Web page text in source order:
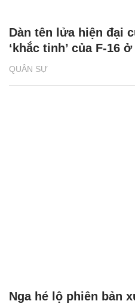
QUÂN SỰ
Dàn tên lửa hiện đại
‘khắc tinh’ của F-16
Nga hé lộ phiên bản